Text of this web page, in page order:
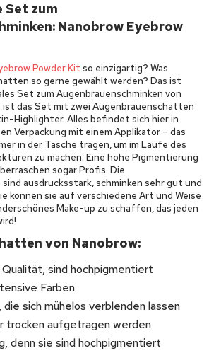
Set zum
Nanobrow Eyebrow
Powder Kit so einzigartig? Was
so gerne gewählt werden? Das ist
Set zum Augenbrauenschminken von
das Set mit zwei Augenbrauenschatten
Highlighter. Alles befindet sich hier in
Verpackung mit einem Applikator – das
in der Tasche tragen, um im Laufe des
zu machen. Eine hohe Pigmentierung
sogar Profis. Die
ausdrucksstark, schminken sehr gut und
können sie auf verschiedene Art und Weise
Make-up zu schaffen, das jeden
von Nanobrow:
sind hochpigmentiert
Farben
sich mühelos verblenden lassen
trocken aufgetragen werden
denn sie sind hochpigmentiert